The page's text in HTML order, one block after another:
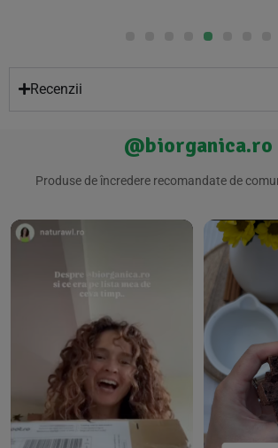
Recenzii
@biorganica.ro
Produse de încredere recomandate de